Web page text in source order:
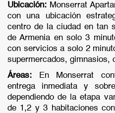
Ubicación: Monserrat
con una ubicación
centro de la ciudad en tan
de Armenia en solo 3
con servicios a solo 2
supermercados, gimnasios,
Áreas:
En Monserrat
entrega inmediata y
dependiendo de la etapa
de 1,2 y 3 habitaciones